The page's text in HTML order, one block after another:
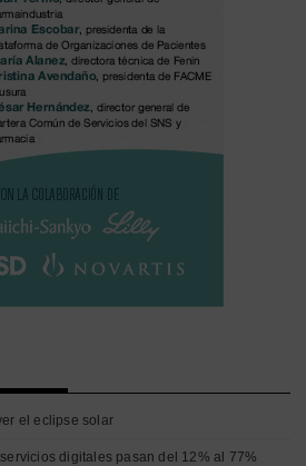
el eclipse solar
digitales pasan del 12% al 77%